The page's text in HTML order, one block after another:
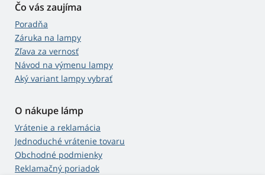
Čo vás zaujíma
Poradňa
Záruka na lampy
Zľava za vernosť
Návod na výmenu lampy
Aký variant lampy vybrať
O nákupe lámp
Vrátenie a reklamácia
Jednoduché vrátenie tovaru
Obchodné podmienky
Reklamačný poriadok